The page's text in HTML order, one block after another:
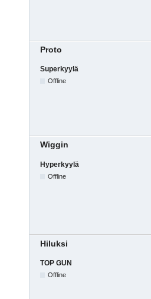
Proto
Superkyylä
Offline
Wiggin
Hyperkyylä
Offline
Hiluksi
TOP GUN
Offline